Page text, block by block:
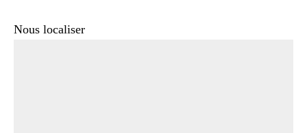
Nous localiser